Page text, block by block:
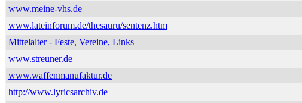
www.meine-vhs.de
www.lateinforum.de/thesauru/sentenz.htm
Mittelalter - Feste, Vereine, Links
www.streuner.de
www.waffenmanufaktur.de
http://www.lyricsarchiv.de